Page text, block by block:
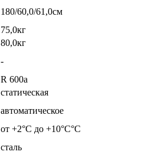
180/60,0/61,0см
75,0кг
80,0кг
-
R 600a
статическая
автоматическое
от +2°C до +10°C°C
сталь